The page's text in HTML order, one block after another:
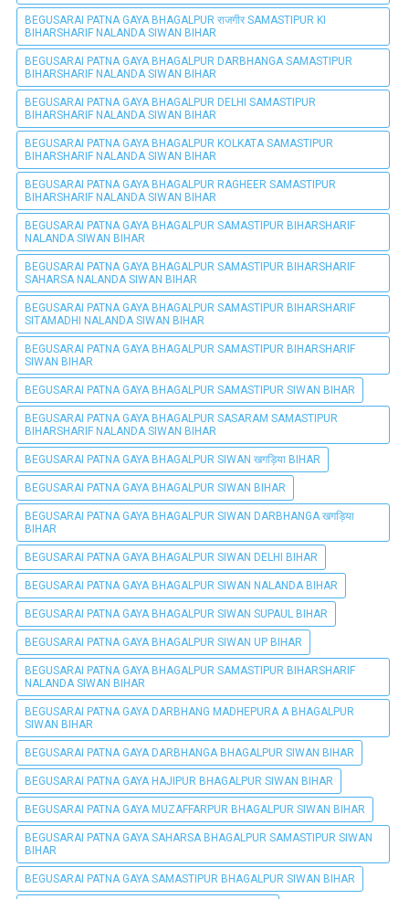
BEGUSARAI PATNA GAYA BHAGALPUR राजगीर SAMASTIPUR KI
BIHARSHARIF NALANDA SIWAN BIHAR
BEGUSARAI PATNA GAYA BHAGALPUR DARBHANGA SAMASTIPUR
BIHARSHARIF NALANDA SIWAN BIHAR
BEGUSARAI PATNA GAYA BHAGALPUR DELHI SAMASTIPUR
BIHARSHARIF NALANDA SIWAN BIHAR
BEGUSARAI PATNA GAYA BHAGALPUR KOLKATA SAMASTIPUR
BIHARSHARIF NALANDA SIWAN BIHAR
BEGUSARAI PATNA GAYA BHAGALPUR RAGHEER SAMASTIPUR
BIHARSHARIF NALANDA SIWAN BIHAR
BEGUSARAI PATNA GAYA BHAGALPUR SAMASTIPUR BIHARSHARIF
NALANDA SIWAN BIHAR
BEGUSARAI PATNA GAYA BHAGALPUR SAMASTIPUR BIHARSHARIF
SAHARSA NALANDA SIWAN BIHAR
BEGUSARAI PATNA GAYA BHAGALPUR SAMASTIPUR BIHARSHARIF
SITAMADHI NALANDA SIWAN BIHAR
BEGUSARAI PATNA GAYA BHAGALPUR SAMASTIPUR BIHARSHARIF
SIWAN BIHAR
BEGUSARAI PATNA GAYA BHAGALPUR SAMASTIPUR SIWAN BIHAR
BEGUSARAI PATNA GAYA BHAGALPUR SASARAM SAMASTIPUR
BIHARSHARIF NALANDA SIWAN BIHAR
BEGUSARAI PATNA GAYA BHAGALPUR SIWAN खगड़िया BIHAR
BEGUSARAI PATNA GAYA BHAGALPUR SIWAN BIHAR
BEGUSARAI PATNA GAYA BHAGALPUR SIWAN DARBHANGA खगड़िया
BIHAR
BEGUSARAI PATNA GAYA BHAGALPUR SIWAN DELHI BIHAR
BEGUSARAI PATNA GAYA BHAGALPUR SIWAN NALANDA BIHAR
BEGUSARAI PATNA GAYA BHAGALPUR SIWAN SUPAUL BIHAR
BEGUSARAI PATNA GAYA BHAGALPUR SIWAN UP BIHAR
BEGUSARAI PATNA GAYA BHAGALPUR SAMASTIPUR BIHARSHARIF
NALANDA SIWAN BIHAR
BEGUSARAI PATNA GAYA DARBHANG MADHEPURA A BHAGALPUR
SIWAN BIHAR
BEGUSARAI PATNA GAYA DARBHANGA BHAGALPUR SIWAN BIHAR
BEGUSARAI PATNA GAYA HAJIPUR BHAGALPUR SIWAN BIHAR
BEGUSARAI PATNA GAYA MUZAFFARPUR BHAGALPUR SIWAN BIHAR
BEGUSARAI PATNA GAYA SAHARSA BHAGALPUR SAMASTIPUR SIWAN
BIHAR
BEGUSARAI PATNA GAYA SAMASTIPUR BHAGALPUR SIWAN BIHAR